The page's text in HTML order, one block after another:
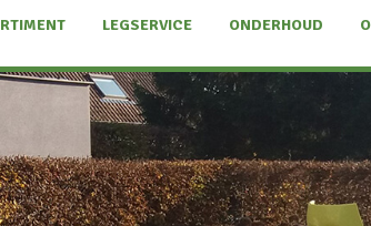
LEGSERVICE ONDERHOUD